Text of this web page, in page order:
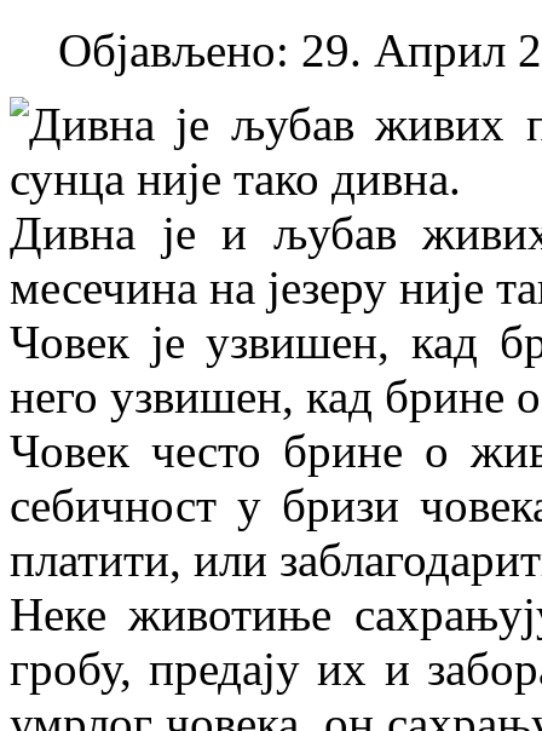
Објављено: 29. Април
Дивна је љубав живих
сунца није тако дивна.
Дивна је и љубав
месечина на језеру није
Човек је узвишен, кад
него узвишен, кад брине
Човек често брине о
себичност у бризи
платити, или
Неке животиње
гробу, предају их и